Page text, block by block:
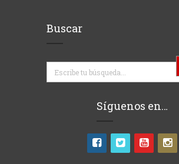
Buscar
Buscar
Síguenos en…